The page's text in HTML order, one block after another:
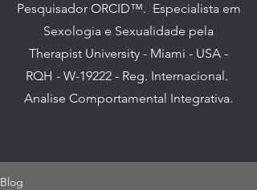
Pesquisador ORCID™. Especialista em
Sexologia e Sexualidade pela
Therapist University - Miami - USA -
RQH - W-19222 - Reg. Internacional.
Analise Comportamental Integrativa.
Blog